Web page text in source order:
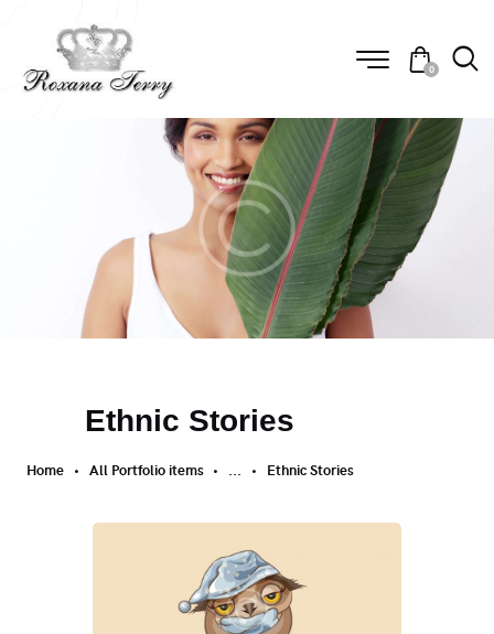
0
Ethnic Stories
Home All Portfolio items ... Ethnic Stories